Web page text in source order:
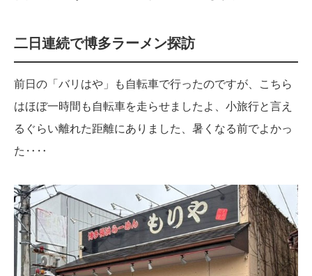
二日連続で博多ラーメン探訪
前日の「バリはや」も自転車で行ったのですが、こちら
はほぼ一時間も自転車を走らせましたよ、小旅行と言え
るぐらい離れた距離にありました、暑くなる前でよかっ
た‥‥